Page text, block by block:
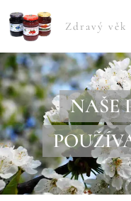
Zdravý věk
NAŠE